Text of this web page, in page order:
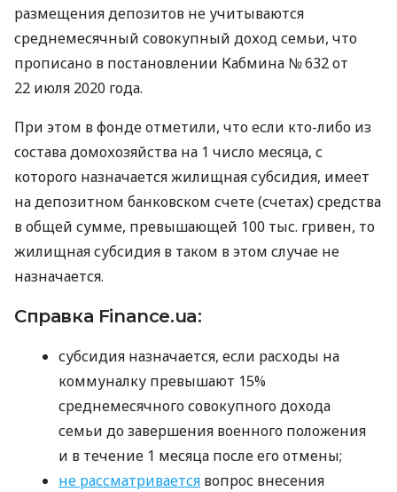
размещения депозитов не учитываются
среднемесячный совокупный доход семьи, что
прописано в постановлении Кабмина № 632 от
22 июля 2020 года.
При этом в фонде отметили, что если кто-либо из
состава домохозяйства на 1 число месяца, с
которого назначается жилищная субсидия, имеет
на депозитном банковском счете (счетах) средства
в общей сумме, превышающей 100 тыс. гривен, то
жилищная субсидия в таком в этом случае не
назначается.
Справка Finance.ua:
субсидия назначается, если расходы на
коммуналку превышают 15%
среднемесячного совокупного дохода
семьи до завершения военного положения
и в течение 1 месяца после его отмены;
не рассматривается вопрос внесения